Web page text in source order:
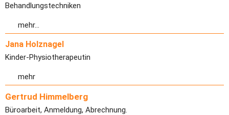
Behandlungstechniken
mehr...
Jana Holznagel
Kinder-Physiotherapeutin
mehr
Gertrud Himmelberg
Büroarbeit, Anmeldung, Abrechnung.